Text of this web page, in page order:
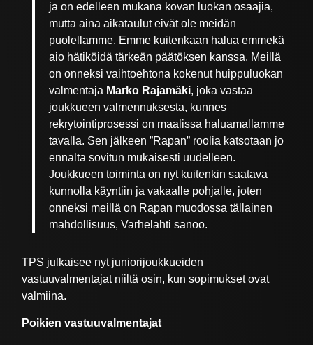
ja on edelleen mukana kovan luokan osaajia,
mutta aina aikataulut eivät ole meidän
puolellamme. Emme kuitenkaan halua emmekä
aio hätiköidä tärkeän päätöksen kanssa. Meillä
on onneksi vaihtoehtona kokenut huippuluokan
valmentaja Marko Rajamäki, joka vastaa
joukkueen valmennuksesta, kunnes
rekrytointiprosessi on maalissa haluamallamme
tavalla. Sen jälkeen ”Rapan” roolia katsotaan jo
ennalta sovitun mukaisesti uudelleen.
Joukkueen toiminta on nyt kuitenkin saatava
kunnolla käyntiin ja vakaalle pohjalle, joten
onneksi meillä on Rapan muodossa tällainen
mahdollisuus, Varhelahti sanoo.
TPS julkaisee nyt juniorijoukkueiden
vastuuvalmentajat niiltä osin, kun sopimukset ovat
valmiina.
Poikien vastuuvalmentajat